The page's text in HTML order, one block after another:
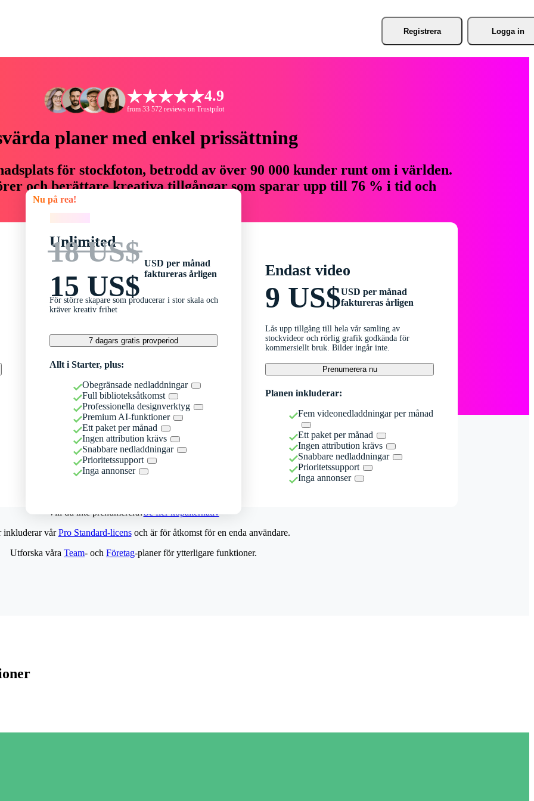
Registrera Logga in
4.9
from 33 572 reviews on Trustpilot
planer med enkel prissättning
för stockfoton, betrodd av över 90 000 kunder runt om i världen.
och berättare kreativa tillgångar som sparar upp till 76 % i tid och
Nu på rea!
Unlimited
18 US$
15 US$
USD per månad
faktureras årligen
För större skapare som producerar i stor skala och
kräver kreativ frihet
7 dagars gratis provperiod
Allt i Starter, plus:
Obegränsade nedladdningar
Full biblioteksåtkomst
Professionella designverktyg
Premium AI-funktioner
Ett paket per månad
Ingen attribution krävs
Snabbare nedladdningar
Prioritetssupport
Inga annonser
Endast video
9 US$USD per månad
faktureras årligen
Lås upp tillgång till hela vår samling av
stockvideor och rörlig grafik godkända för
kommersiellt bruk. Bilder ingår inte.
Prenumerera nu
Planen inkluderar:
Fem videonedladdningar per månad
Ett paket per månad
Ingen attribution krävs
Snabbare nedladdningar
Prioritetssupport
Inga annonser
Vill du inte prenumerera?Se fler köpalternativ
inkluderar vårPro Standard-licensoch är för åtkomst för en enda användare.
Utforska våra Team- och Företag-planer för ytterligare funktioner.